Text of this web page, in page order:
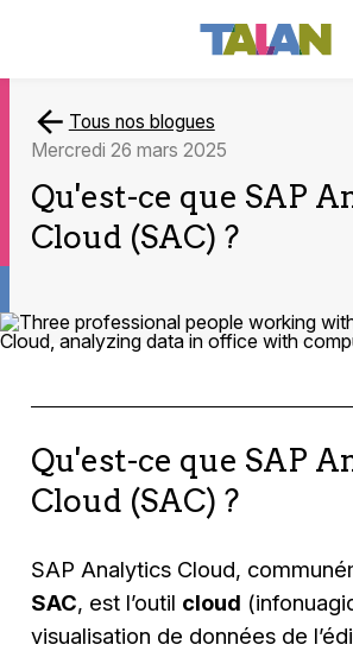
Tous nos blogues
mercredi 26 mars 2025
Qu'est-ce que SAP
Cloud (SAC) ?
Qu'est-ce que SAP
Cloud (SAC) ?
SAP Analytics Cloud,
SAC, est l’outil cloud
visualisation de données de